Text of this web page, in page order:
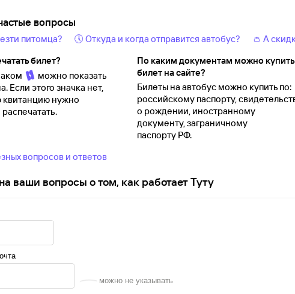
вопросы
питомца? 🕔 Откуда и когда отправится автобус?
👛 А
билет?
можно показать
Если этого значка нет,
нужно
По каким документам можно купить
билет на сайте?
Билеты на автобус можно купить по:
российскому паспорту,
о рождении, иностранному
документу, заграничному
паспорту РФ.
вопросов и ответов
ваши вопросы о том, как работает Туту
можно не указывать